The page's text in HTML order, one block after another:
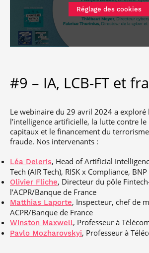
Réglage des cookies
#9 – IA, LCB-FT et
Le webinaire du 29 avril 2024 a exploré
l’intelligence artificielle, la lutte contre
capitaux et le financement du
fraude. Nos intervenants :
Léa Deleris, Head of Artificial
Tech (AIR Tech), RISK x Compliance,
Olivier Fliche, Directeur du pôle
l’ACPR/Banque de France
Matthias Laporte, Inspecteur, chef de
ACPR/Banque de France
Winston Maxwell, Professeur à
Pavlo Mozharovskyi, Professeur à